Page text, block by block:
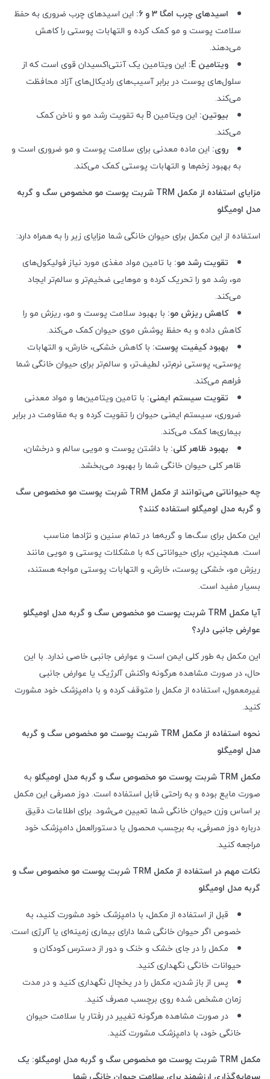
اسیدهای چرب امگا 3 و 6:
این اسیدهای چرب ضروری به حفظ
سلامت پوست و مو کمک کرده و التهابات پوستی را کاهش
می‌دهند.
ویتامین E
: این ویتامین یک آنتی‌اکسیدان قوی است که از
سلول‌های پوست در برابر آسیب‌های رادیکال‌های آزاد محافظت
می‌کند.
بیوتین: این ویتامین B به تقویت رشد مو و ناخن کمک
می‌کند.
روی: این ماده معدنی برای سلامت پوست و مو ضروری است و
به بهبود زخم‌ها و التهابات پوستی کمک می‌کند.
مزایای استفاده از مکمل TRM شربت پوست مو مخصوص سگ و گربه
مدل اومیگلو
استفاده از این مکمل برای حیوان خانگی شما مزایای زیر را به همراه دارد:
تقویت رشد مو: با تامین مواد مغذی مورد نیاز فولیکول‌های
مو، رشد مو را تحریک کرده و موهایی ضخیم‌تر و سالم‌تر ایجاد
می‌کند.
کاهش ریزش مو: با بهبود سلامت پوست و مو، ریزش مو را
کاهش داده و به حفظ پوشش موی حیوان کمک می‌کند.
بهبود کیفیت پوست: با کاهش خشکی، خارش، و التهابات
پوستی، پوستی نرم‌تر، لطیف‌تر، و سالم‌تر برای حیوان خانگی شما
فراهم می‌کند.
تقویت سیستم ایمنی: با تامین ویتامین‌ها و مواد معدنی
ضروری، سیستم ایمنی حیوان را تقویت کرده و به مقاومت در برابر
بیماری‌ها کمک می‌کند.
بهبود ظاهر کلی: با داشتن پوست و مویی سالم و درخشان،
ظاهر کلی حیوان خانگی شما را بهبود می‌بخشد.
چه حیواناتی می‌توانند از مکمل TRM شربت پوست مو مخصوص سگ
و گربه مدل اومیگلو استفاده کنند؟
این مکمل برای سگ‌ها و گربه‌ها در تمام سنین و نژادها مناسب
است. همچنین، برای حیواناتی که با مشکلات پوستی و مویی مانند
ریزش مو، خشکی پوست، خارش، و التهابات پوستی مواجه هستند،
بسیار مفید است.
آیا مکمل TRM شربت پوست مو مخصوص سگ و گربه مدل اومیگلو
عوارض جانبی دارد؟
این مکمل به طور کلی ایمن است و عوارض جانبی خاصی ندارد. با این
حال، در صورت مشاهده هرگونه واکنش آلرژیک یا عوارض جانبی
غیرمعمول، استفاده از مکمل را متوقف کرده و با دامپزشک خود مشورت
کنید.
نحوه استفاده از مکمل TRM شربت پوست مو مخصوص سگ و گربه
مدل اومیگلو
مکمل TRM شربت پوست مو مخصوص سگ و گربه مدل اومیگلو به
صورت مایع بوده و به راحتی قابل استفاده است. دوز مصرفی این مکمل
بر اساس وزن حیوان خانگی شما تعیین می‌شود. برای اطلاعات دقیق
درباره دوز مصرفی، به برچسب محصول یا دستورالعمل دامپزشک خود
مراجعه کنید.
نکات مهم در استفاده از مکمل TRM شربت پوست مو مخصوص سگ و
گربه مدل اومیگلو
قبل از استفاده از مکمل، با دامپزشک خود مشورت کنید، به
خصوص اگر حیوان خانگی شما دارای بیماری زمینه‌ای یا آلرژی است.
مکمل را در جای خشک و خنک و دور از دسترس کودکان و
حیوانات خانگی نگهداری کنید.
پس از باز شدن، مکمل را در یخچال نگهداری کنید و در مدت
زمان مشخص شده روی برچسب مصرف کنید.
در صورت مشاهده هرگونه تغییر در رفتار یا سلامت حیوان
خانگی خود، با دامپزشک مشورت کنید.
مکمل TRM شربت پوست مو مخصوص سگ و گربه مدل اومیگلو: یک